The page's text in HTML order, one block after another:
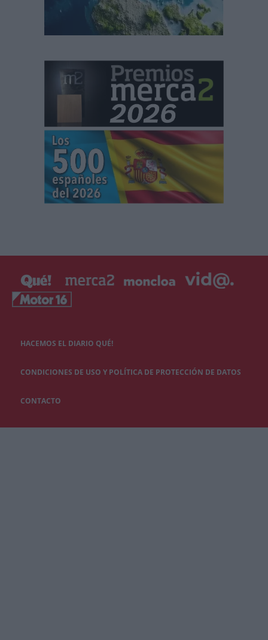
HACEMOS EL DIARIO QUÉ!
CONDICIONES DE USO Y POLÍTICA DE PROTECCIÓN DE DATOS
CONTACTO